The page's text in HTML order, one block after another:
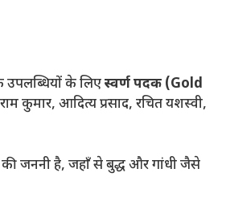
उपलब्धियों के लिएस्वर्ण पदक (Gold
कुमार, आदित्य प्रसाद, रचित यशस्वी,
की जननी है, जहाँ से बुद्ध और गांधी जैसे